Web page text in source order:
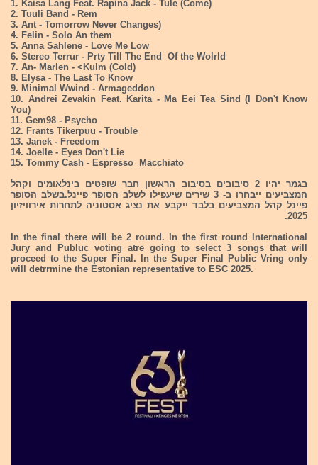
1. Kaisa Lang Feat. Rapina Jack - Tule (Come)
2. Tuuli Band - Rem
3. Ant - Tomorrow Never Changes)
4. Felin - Solo An them
5. Anna Sahlene - Love Me Low
6. Stereo Terrur - Prty Till The End Of the Wolrld
7. An- Marlen - <Kulm (Cold)
8. Elysa - The Last To Know
9. Minimal Wwind - Armageddon
10. Andrei Zevakin Feat. Karita - Ma Eei Tea Sind (I Don't Know
You)
11. Gem98 - Psycho
12. Frants Tikerpuu - Trouble
13. Janek - Freedom
14. Joelle - Eyes Don't Lie
15. Tommy Cash - Espresso Macchiato
בגמר יהיו 2 סיבובים בסיבוב הראשון חבר שופטים בינלאומים וקהל
המצביעים ייבחרו ב- 3 שירים שיעפילו לשלב הסופר פיינל.בשלב הסופר
פיינל קהל המצביעים בלבד ייקבע את נציג אסטוניה לתחרות אירוויזיון
2025.
In the final there will be 2 round. In the first round International
Jury and Publuc voting atre going to select 3 songs that will
proceed to the Super Final. In the Super Final Public Vring only
will detrrmine the Estonian representative to ESC 2025.